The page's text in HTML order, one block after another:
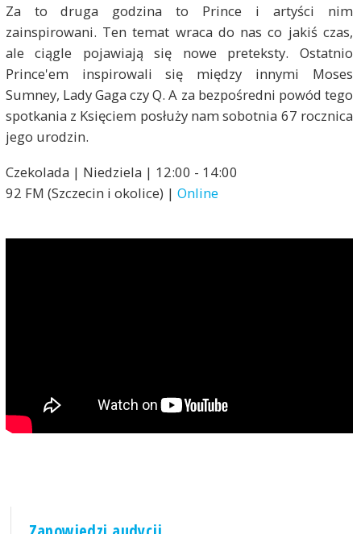
Za to druga godzina to Prince i artyści nim
zainspirowani. Ten temat wraca do nas co jakiś czas,
ale ciągle pojawiają się nowe preteksty. Ostatnio
Prince'em inspirowali się między innymi Moses
Sumney, Lady Gaga czy Q. A za bezpośredni powód tego
spotkania z Księciem posłuży nam sobotnia 67 rocznica
jego urodzin.
Czekolada | Niedziela | 12:00 - 14:00
92 FM (Szczecin i okolice) | Online